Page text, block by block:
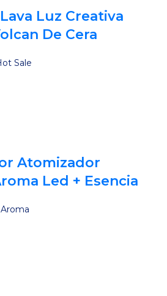
Luz Creativa
De Cera
Sale
Atomizador
Led + Esencia